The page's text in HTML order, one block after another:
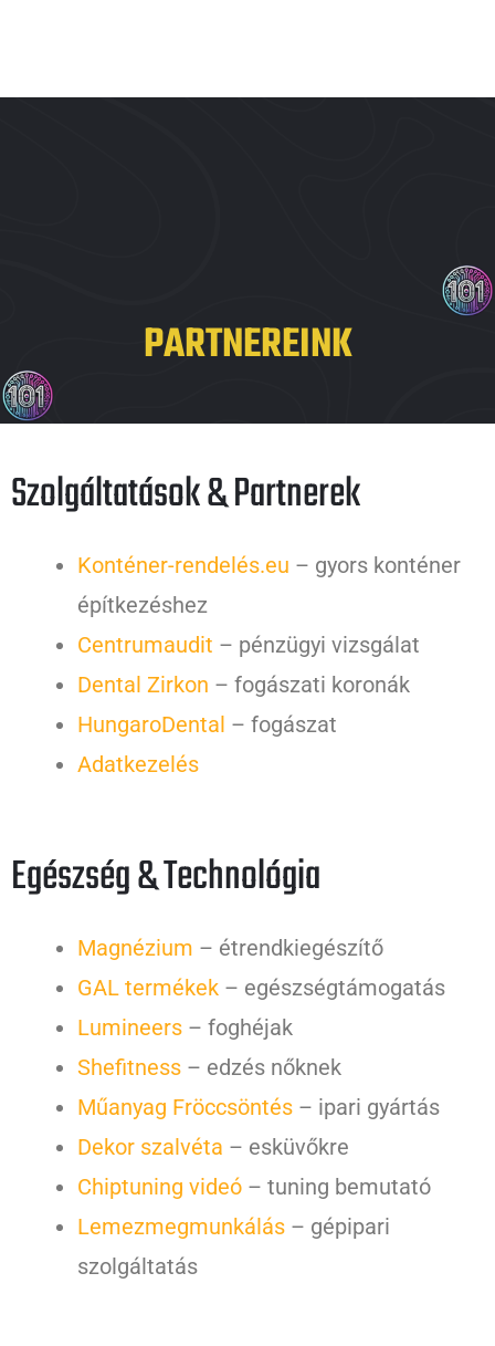
PARTNEREINK
Szolgáltatások & Partnerek
Konténer-rendelés.eu – gyors konténer
építkezéshez
Centrumaudit – pénzügyi vizsgálat
Dental Zirkon – fogászati koronák
HungaroDental – fogászat
Adatkezelés
Egészség & Technológia
Magnézium – étrendkiegészítő
GAL termékek – egészségtámogatás
Lumineers – foghéjak
Shefitness – edzés nőknek
Műanyag Fröccsöntés – ipari gyártás
Dekor szalvéta – esküvőkre
Chiptuning videó – tuning bemutató
Lemezmegmunkálás – gépipari
szolgáltatás